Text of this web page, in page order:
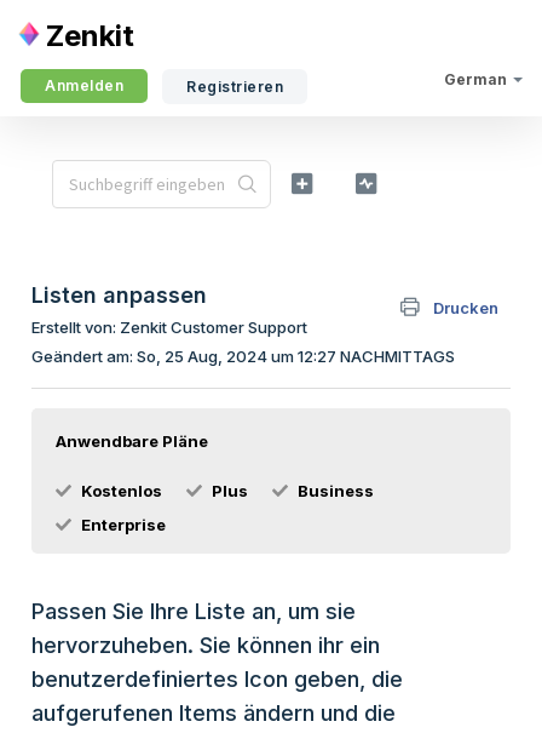
Zenkit
German
Anmelden Registrieren
Listen anpassen
Drucken
Erstellt von: Zenkit Customer Support
Geändert am: So, 25 Aug, 2024 um 12:27 NACHMITTAGS
Anwendbare Pläne
Kostenlos Plus
Business
Enterprise
Passen Sie Ihre Liste an, um sie
hervorzuheben. Sie können ihr ein
benutzerdefiniertes Icon geben, die
aufgerufenen Items ändern und die